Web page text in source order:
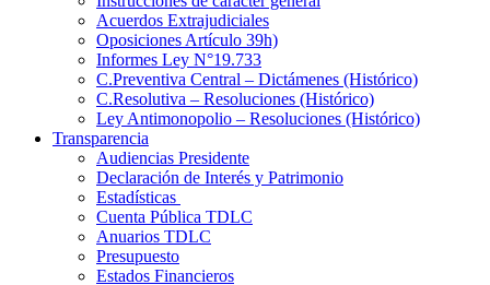
Acuerdos Extrajudiciales
Oposiciones Artículo 39h)
Informes Ley N°19.733
C.Preventiva Central – Dictámenes (Histórico)
C.Resolutiva – Resoluciones (Histórico)
Ley Antimonopolio – Resoluciones (Histórico)
Transparencia
Audiencias Presidente
Declaración de Interés y Patrimonio
Estadísticas
Cuenta Pública TDLC
Anuarios TDLC
Presupuesto
Estados Financieros